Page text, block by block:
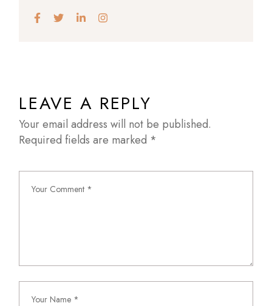
LEAVE A REPLY
Your email address will not be published.
Required fields are marked *